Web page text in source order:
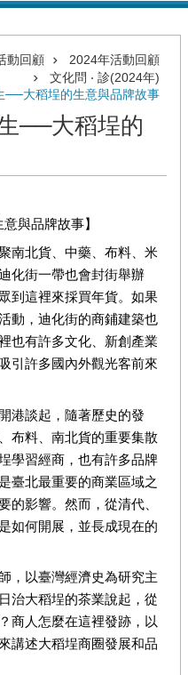
動回顧
2024年活動回顧
文化問 ‧ 診(2024年)
──大稻埕的生意與品牌故事
──大稻埕的
與品牌故事】
南北貨、中藥、布料、米
化街一帶也會封街舉辦
到這裡來採買年貨。如果
動，迪化街的商鋪建築也
也有許多文化、新創產業
引許多國內外觀光客前來
港談起，隨著歷史的發
布料、南北貨的重要集散
學習經商，也有許多品牌
臺北最重要的商業區域之
的影響。然而，從清代、
如何開展，並長成現在的
，以臺灣經濟史為研究主
治大稻埕的茶業說起，從
商人怎麼在這裡發跡，以
講述大稻埕商圈發展和品